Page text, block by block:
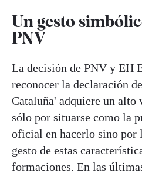
Un gesto
PNV
La decisión de PNV y EH
reconocer la declaración
Cataluña' adquiere un
sólo por situarse como la
oficial en hacerlo sino por
gesto de estas
formaciones. En las